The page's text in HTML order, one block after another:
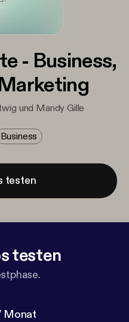
- Business,
und Mandy Gille
Business
testen
testen
Monat